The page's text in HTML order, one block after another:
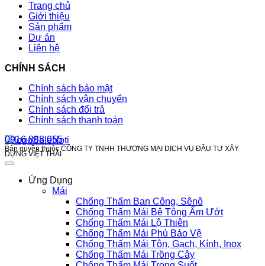
Trang chủ
Giới thiệu
Sản phẩm
Dự án
Liên hệ
CHÍNH SÁCH
Chính sách bảo mật
Chính sách vận chuyển
Chính sách đổi trả
Chính sách thanh toán
0916 888 055
Bản quyền thuộc CÔNG TY TNHH THƯƠNG MẠI DỊCH VỤ ĐẦU TƯ XÂY
DỰNG VIỆT THÁI
Ứng Dụng
Mái
Chống Thấm Ban Công, Sênô
Chống Thấm Mái Bê Tông Ẩm Ướt
Chống Thấm Mái Lộ Thiên
Chống Thấm Mái Phủ Bảo Vệ
Chống Thấm Mái Tôn, Gạch, Kính, Inox
Chống Thấm Mái Trồng Cây